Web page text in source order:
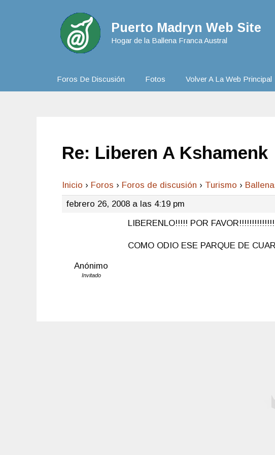
Puerto Madryn Web Site
Hogar de la Ballena Franca Austral
Foros De Discusión Fotos Volver A La Web Principal
Re: Liberen A Kshamenk
Inicio › Foros › Foros de discusión › Turismo ›
febrero 26, 2008 a las 4:19 pm
Anónimo
Invitado
LIBERENLO!!!!! POR
COMO ODIO ESE PARQUE DE